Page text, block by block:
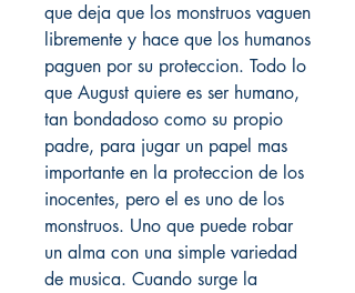
que deja que los monstruos vaguen
libremente y hace que los humanos
paguen por su proteccion. Todo lo
que August quiere es ser humano,
tan bondadoso como su propio
padre, para jugar un papel mas
importante en la proteccion de los
inocentes, pero el es uno de los
monstruos. Uno que puede robar
un alma con una simple variedad
de musica. Cuando surge la